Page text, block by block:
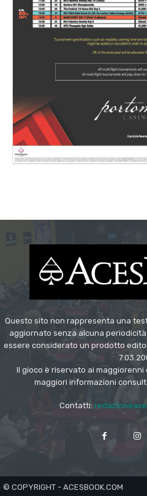
Questo sito non rappresenta una
aggiornato senza alcuna
essere considerato un prodotto
Il gioco è riservato ai
maggiori informazioni
Contatti:
© COPYRIGHT - ACESBOOK.COM